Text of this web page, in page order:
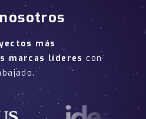
más
marcas líderes con